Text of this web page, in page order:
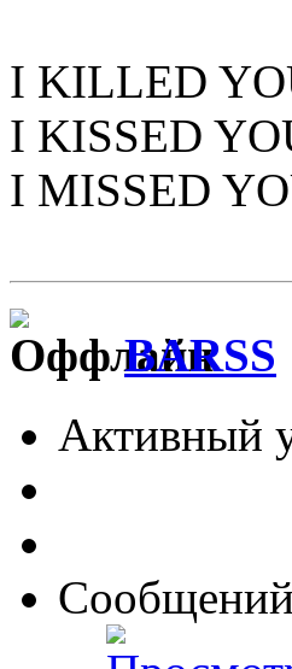
I KILLED
I KISSED
I MISSED
BARSS
Активный